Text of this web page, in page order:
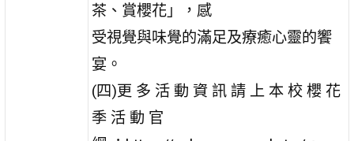
茶、賞櫻花」，感
受視覺與味覺的滿足及療癒心靈的饗
宴。
(四)更 多 活 動 資 訊 請 上 本 校 櫻 花
季 活 動 官